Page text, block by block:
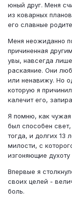
юный друг. Меня
из коварных
его славные
Меня неожиданно
причиненная
увы, навсегда
раскаяние. Они
или ненавижу. Но
которую я
калечит его,
Я помню, как
был способен
тогда, и долгих 13
милости, с
изгоняющие духоту
Впервые я
своих целей -
боль.